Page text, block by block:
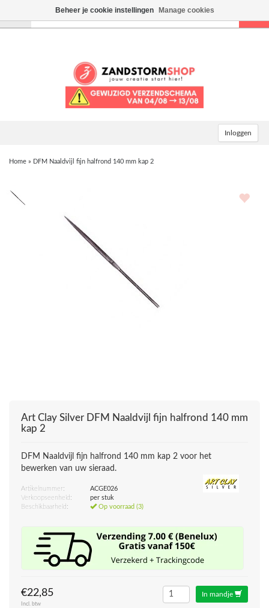
Inloggen
Home » DFM Naaldvijl fijn halfrond 140 mm kap 2
Art Clay Silver DFM Naaldvijl fijn halfrond 140 mm
kap 2
DFM Naaldvijl fijn halfrond 140 mm kap 2 voor het
bewerken van uw sieraad.
Artikelnummer:
ACGE026
Verkoopseenheid:
per stuk
Beschikbaarheid:
Op voorraad (3)
€22,85
Incl. btw
In mandje
Beheer je cookie instellingen Manage cookies